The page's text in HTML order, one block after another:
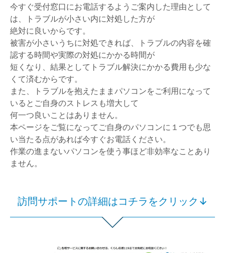
今すぐ受付窓口にお電話するようご案内した理由として
は、トラブルが小さい内に対処した方が
絶対に良いからです。
被害が小さいうちに対処できれば、トラブルの内容を確
認する時間や実際の対処にかかる時間が
短くなり、結果としてトラブル解決にかかる費用も少な
くて済むからです。
また、トラブルを抱えたままパソコンをご利用になって
いるとご自身のストレスも増大して
何一つ良いことはありません。
本ページをご覧になってご自身のパソコンに１つでも思
い当たる点があれば今すぐお電話ください。
作業の進まないパソコンを使う事ほど非効率なことあり
ません。
訪問サポートの詳細はコチラをクリック↓